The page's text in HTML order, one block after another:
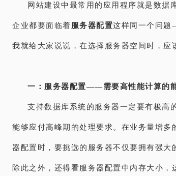
网站建设中最常用的应用程序就是数据
企业都要面临着服务器配置这样同一个问
我就给大家说说，在选择服务器空间时，应
一：服务器配置——需要高性能计算的
支持数据库系统的服务器一定要有极高
能够应付高峰期的处理要求。在业务量增
器配置时，要挑选的服务器不仅要拥有强大
除此之外，还得看服务器配置中内存大小